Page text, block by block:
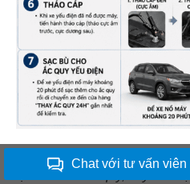
Nếu bạn không muốn tự thay
tự kích bình ắc quy, hãy liên
Chat với tư vấn viên